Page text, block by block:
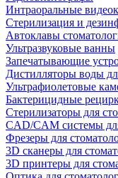
Интраоральные
Стерилизация и
Автоклавы
Ультразвуковые ванны
Запечатывающие
Дистилляторы воды
Ультрафиолетовые
Бактерицидные
Стерилизаторы для
CAD/CAM системы
Фрезеры для
3D cканеры для
3D принтеры для